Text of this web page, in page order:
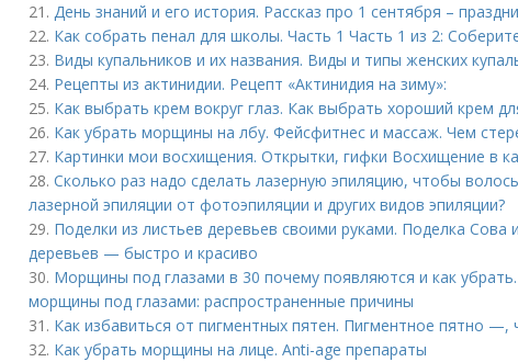
21. День знаний и его история. Рассказ про 1 сентября –
22. Как собрать пенал для школы. Часть 1 Часть 1 из 2:
23. Виды купальников и их названия. Виды и типы женских
24. Рецепты из актинидии. Рецепт «Актинидия на зиму»:
25. Как выбрать крем вокруг глаз. Как выбрать хороший крем
26. Как убрать морщины на лбу. Фейсфитнес и массаж. Чем
27. Картинки мои восхищения. Открытки, гифки Восхищение в
28. Сколько раз надо сделать лазерную эпиляцию, чтобы
лазерной эпиляции от фотоэпиляции и других видов эпиляции?
29. Поделки из листьев деревьев своими руками. Поделка Сова
деревьев — быстро и красиво
30. Морщины под глазами в 30 почему появляются и как
морщины под глазами: распространенные причины
31. Как избавиться от пигментных пятен. Пигментное пятно —,
32. Как убрать морщины на лице. Anti-age препараты